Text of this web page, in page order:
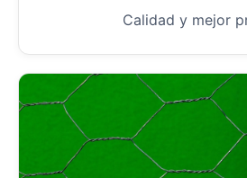
Calidad y mejor